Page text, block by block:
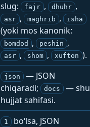
slug:
fajr , dhuhr ,
asr , maghrib , isha
(yoki mos kanonik:
bomdod , peshin ,
asr , shom , xufton ).
json
— JSON
chiqaradi;
docs
— shu
hujjat sahifasi.
1
bo‘lsa, JSON